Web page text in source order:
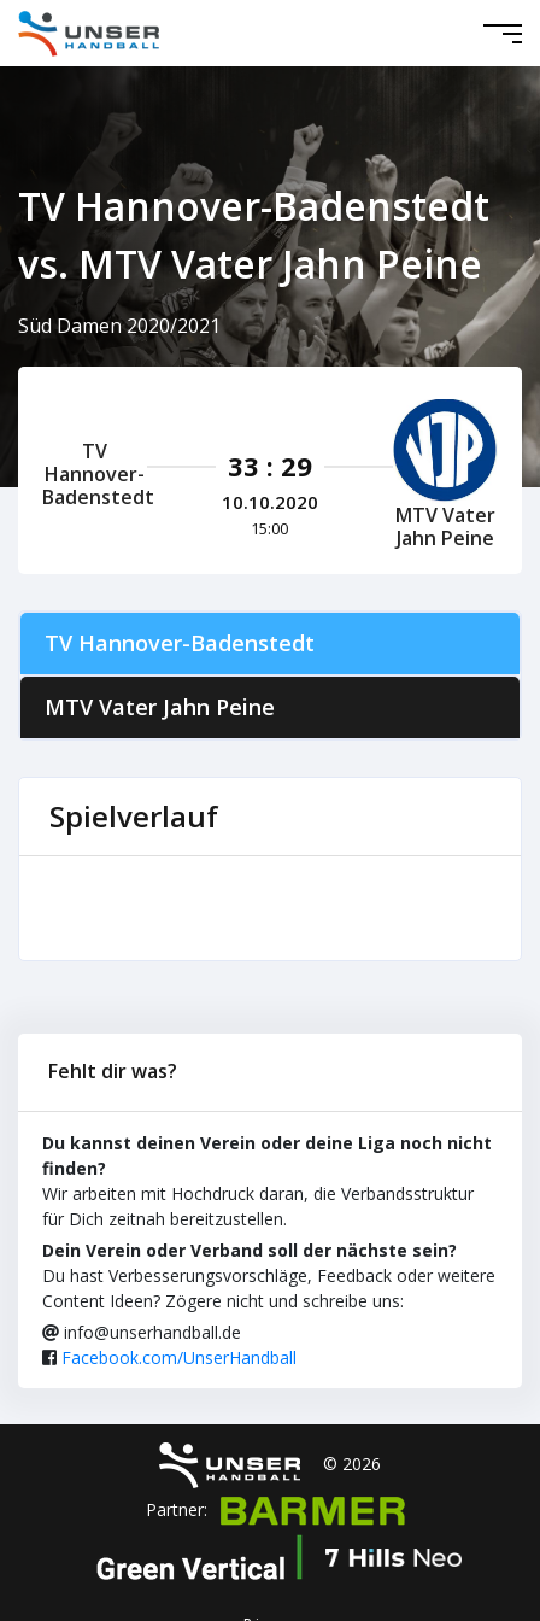
TV Hannover-Badenstedt
vs. MTV Vater Jahn Peine
Süd Damen 2020/2021
TV
Hannover-
Badenstedt
33 : 29
10.10.2020
15:00
MTV Vater
Jahn Peine
TV Hannover-Badenstedt
MTV Vater Jahn Peine
Spielverlauf
Fehlt dir was?
Du kannst deinen Verein oder deine Liga noch nicht
finden?
Wir arbeiten mit Hochdruck daran, die Verbandsstruktur
für Dich zeitnah bereitzustellen.
Dein Verein oder Verband soll der nächste sein?
Du hast Verbesserungsvorschläge, Feedback oder weitere
Content Ideen? Zögere nicht und schreibe uns:
info@unserhandball.de
Facebook.com/UnserHandball
© 2026
Partner: